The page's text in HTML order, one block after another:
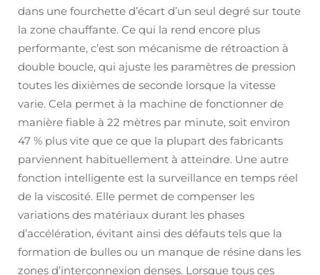
dans une fourchette d’écart d’un seul degré sur toute
la zone chauffante. Ce qui la rend encore plus
performante, c’est son mécanisme de rétroaction à
double boucle, qui ajuste les paramètres de pression
toutes les dixièmes de seconde lorsque la vitesse
varie. Cela permet à la machine de fonctionner de
manière fiable à 22 mètres par minute, soit environ
47 % plus vite que ce que la plupart des fabricants
parviennent habituellement à atteindre. Une autre
fonction intelligente est la surveillance en temps réel
de la viscosité. Elle permet de compenser les
variations des matériaux durant les phases
d’accélération, évitant ainsi des défauts tels que la
formation de bulles ou un manque de résine dans les
zones d’interconnexion denses. Lorsque tous ces